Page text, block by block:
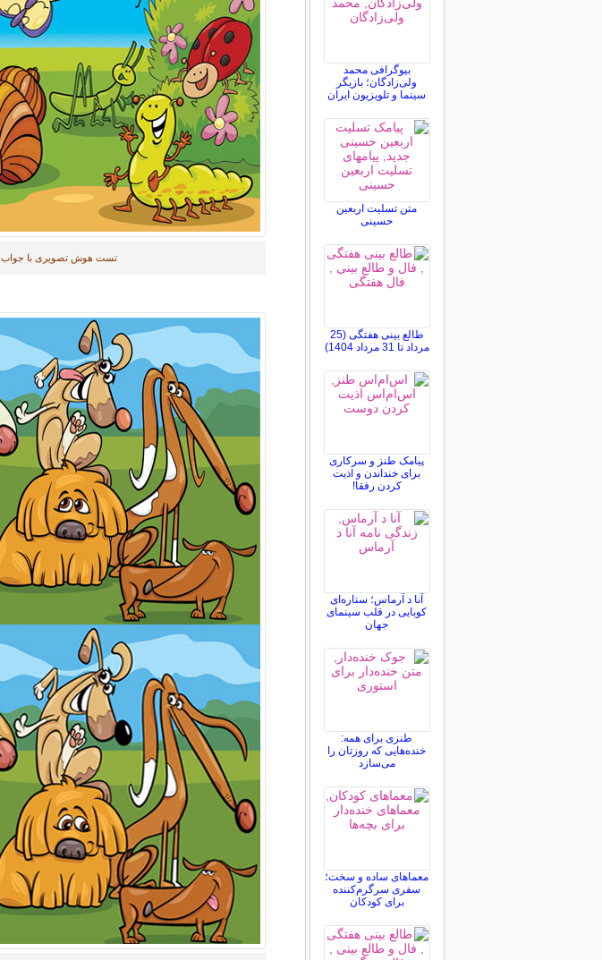
تست هوش تصویری با جواب
بیوگرافی محمد
ولی‌زادگان؛ بازیگر
سینما و تلویزیون ایران
متن تسلیت اربعین
حسینی
طالع بینی هفتگی (25
مرداد تا 31 مرداد 1404)
پیامک طنز و سرکاری
برای خنداندن و اذیت
کردن رفقا!
آنا د آرماس؛ ستاره‌ای
کوبایی در قلب سینمای
جهان
طنزی برای همه:
خنده‌هایی که روزتان را
می‌سازد
معماهای ساده و سخت؛
سفری سرگرم‌کننده
برای کودکان